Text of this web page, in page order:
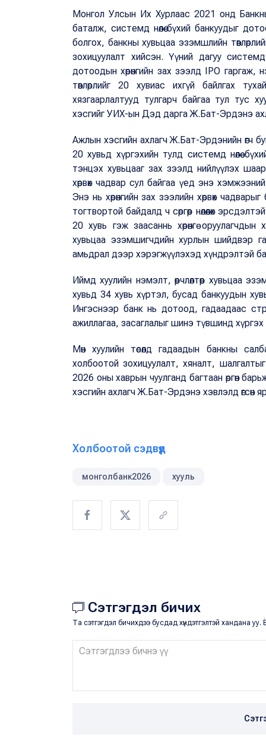
Монгол Улсын Их Хурлаас 2021 онд Банкны
баталж, системд нөлөө бүхий банкуудыг
болгох, банкны хувьцаа эзэмшлийн
зохицуулалт хийсэн. Үүний дагуу
дотоодын хөрөнгийн зах зээлд IPO
төвлөрлийг 20 хувиас ихгүй байлгах
хязгаарлалтууд тулгарч байгаа тул тус
хэсгийг УИХ-ын Дэд дарга Ж.Бат-Эрдэнэ
Ажлын хэсгийн ахлагч Ж.Бат-Эрдэнийн өгч
20 хувьд хүргэхийн тулд системд нөлөө
тэнцэх хувьцааг зах зээлд нийлүүлэх
хөрвөх чадвар сул байгаа үед энэ
Энэ нь хөрөнгийн зах зээлийн хөрвөх
тогтвортой байдалд ч сөргөөр нөлөөлөх
20 хувь гэж заасаннь хөрөнгө
хувьцаа эзэмшигчдийн хурлын шийдвэр
амьдрал дээр хэрэгжүүлэхэд хүндрэлтэй
Иймд хуулийн нэмэлт, өөрчлөлтөөр хувьцаа
хувьд 34 хувь хүртэл, бусад банкуудын
Ингэснээр банк нь дотоод, гадаадаас
ажиллагаа, засаглалыг шинэ түвшинд
Мөн хуулийн төсөлд гадаадын банкны
холбоотой зохицуулалт, хяналт,
2026 оны хаврын чуулганд багтаан өргөн
хэсгийн ахлагч Ж.Бат-Эрдэнэ хэвлэлд өгсөн
Холбоотой сэдвүүд
монголбанк2026 хууль
Сэтгэгдэл бичих
Та сэтгэгдэл бичихдээ бусдад хүндэтгэлтэй хандана уу.